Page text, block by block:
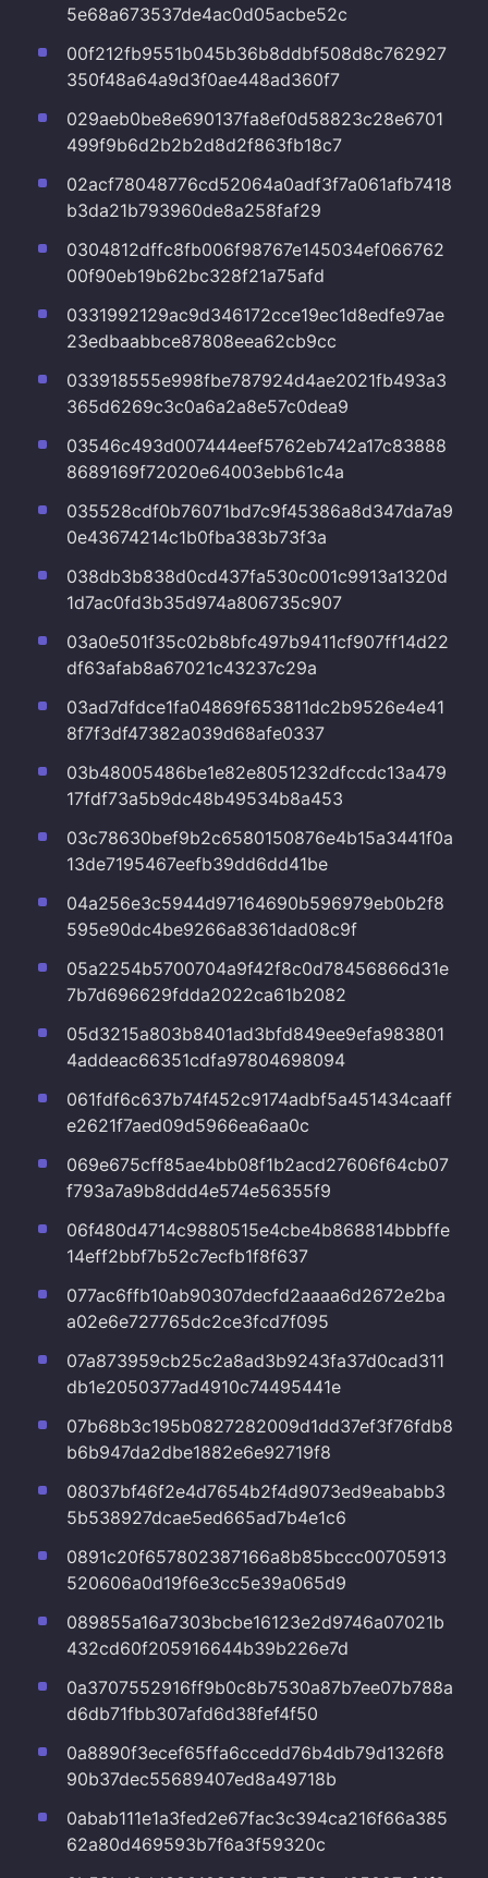
5e68a673537de4ac0d05acbe52c
00f212fb9551b045b36b8ddbf508d8c762927
350f48a64a9d3f0ae448ad360f7
029aeb0be8e690137fa8ef0d58823c28e6701
499f9b6d2b2b2d8d2f863fb18c7
02acf78048776cd52064a0adf3f7a061afb7418
b3da21b793960de8a258faf29
0304812dffc8fb006f98767e145034ef066762
00f90eb19b62bc328f21a75afd
0331992129ac9d346172cce19ec1d8edfe97ae
23edbaabbce87808eea62cb9cc
033918555e998fbe787924d4ae2021fb493a3
365d6269c3c0a6a2a8e57c0dea9
03546c493d007444eef5762eb742a17c83888
8689169f72020e64003ebb61c4a
035528cdf0b76071bd7c9f45386a8d347da7a9
0e43674214c1b0fba383b73f3a
038db3b838d0cd437fa530c001c9913a1320d
1d7ac0fd3b35d974a806735c907
03a0e501f35c02b8bfc497b9411cf907ff14d22
df63afab8a67021c43237c29a
03ad7dfdce1fa04869f653811dc2b9526e4e41
8f7f3df47382a039d68afe0337
03b48005486be1e82e8051232dfccdc13a479
17fdf73a5b9dc48b49534b8a453
03c78630bef9b2c6580150876e4b15a3441f0a
13de7195467eefb39dd6dd41be
04a256e3c5944d97164690b596979eb0b2f8
595e90dc4be9266a8361dad08c9f
05a2254b5700704a9f42f8c0d78456866d31e
7b7d696629fdda2022ca61b2082
05d3215a803b8401ad3bfd849ee9efa983801
4addeac66351cdfa97804698094
061fdf6c637b74f452c9174adbf5a451434caaff
e2621f7aed09d5966ea6aa0c
069e675cff85ae4bb08f1b2acd27606f64cb07
f793a7a9b8ddd4e574e56355f9
06f480d4714c9880515e4cbe4b868814bbbffe
14eff2bbf7b52c7ecfb1f8f637
077ac6ffb10ab90307decfd2aaaa6d2672e2ba
a02e6e727765dc2ce3fcd7f095
07a873959cb25c2a8ad3b9243fa37d0cad311
db1e2050377ad4910c74495441e
07b68b3c195b0827282009d1dd37ef3f76fdb8
b6b947da2dbe1882e6e92719f8
08037bf46f2e4d7654b2f4d9073ed9eababb3
5b538927dcae5ed665ad7b4e1c6
0891c20f657802387166a8b85bccc00705913
520606a0d19f6e3cc5e39a065d9
089855a16a7303bcbe16123e2d9746a07021b
432cd60f205916644b39b226e7d
0a3707552916ff9b0c8b7530a87b7ee07b788a
d6db71fbb307afd6d38fef4f50
0a8890f3ecef65ffa6ccedd76b4db79d1326f8
90b37dec55689407ed8a49718b
0abab111e1a3fed2e67fac3c394ca216f66a385
62a80d469593b7f6a3f59320c